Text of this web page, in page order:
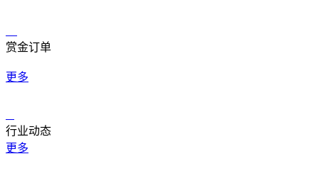
赏金订单
更多
行业动态
更多